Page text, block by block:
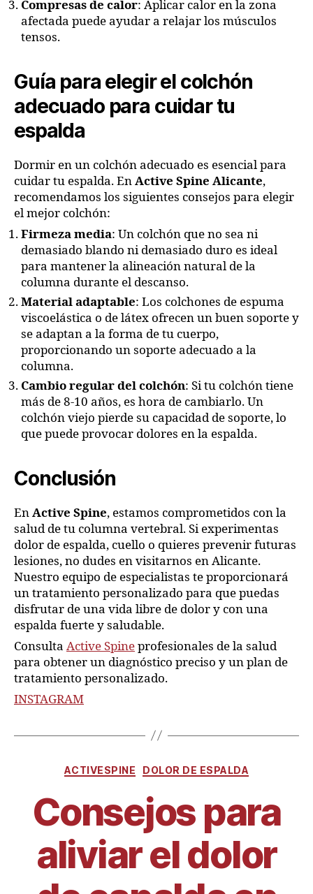
Compresas de calor: Aplicar calor en la zona
afectada puede ayudar a relajar los músculos
tensos.
Guía para elegir el colchón
adecuado para cuidar tu
espalda
Dormir en un colchón adecuado es esencial para
cuidar tu espalda. EnActive Spine Alicante,
recomendamos los siguientes consejos para elegir
el mejor colchón:
Firmeza media: Un colchón que no sea ni
demasiado blando ni demasiado duro es ideal
para mantener la alineación natural de la
columna durante el descanso.
Material adaptable: Los colchones de espuma
viscoelástica o de látex ofrecen un buen soporte y
se adaptan a la forma de tu cuerpo,
proporcionando un soporte adecuado a la
columna.
Cambio regular del colchón: Si tu colchón tiene
más de 8-10 años, es hora de cambiarlo. Un
colchón viejo pierde su capacidad de soporte, lo
que puede provocar dolores en la espalda.
Conclusión
EnActive Spine, estamos comprometidos con la
salud de tu columna vertebral. Si experimentas
dolor de espalda, cuello o quieres prevenir futuras
lesiones, no dudes en visitarnos en Alicante.
Nuestro equipo de especialistas te proporcionará
un tratamiento personalizado para que puedas
disfrutar de una vida libre de dolor y con una
espalda fuerte y saludable.
Consulta Active Spineprofesionales de la salud
para obtener un diagnóstico preciso y un plan de
tratamiento personalizado.
INSTAGRAM
ACTIVESPINE DOLOR DE ESPALDA
Consejos para
aliviar el dolor